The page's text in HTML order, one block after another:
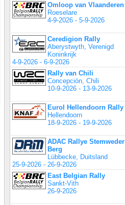
Omloop van Vlaanderen
Roeselare
4-9-2026 - 5-9-2026
Ceredigion Rally
Aberystwyth, Verenigd
Koninkrijk
4-9-2026 - 6-9-2026
Rally van Chili
Concepción, Chili
10-9-2026 - 13-9-2026
Eurol Hellendoorn Rally
Hellendoorn
18-9-2026 - 19-9-2026
ADAC Rallye Stemweder
Berg
Lübbecke, Duitsland
25-9-2026 - 26-9-2026
East Belgian Rally
Sankt-Vith
26-9-2026